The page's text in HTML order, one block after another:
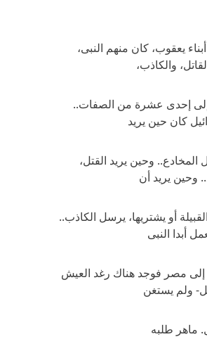
يعقوب، كان منهم النبى،
والكاذب،
إلى إحدى عشرة من الصفات..
كان حين يريد
المخادع.. وحين يريد القتل،
وحين يريد أن
أو يشتريها، يرسل الكاذب..
أبدا النبى
مصر فوجد هناك رغد العيش
ولم يستغن
ماهر طلبه